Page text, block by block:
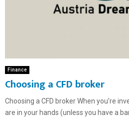
Finance
Choosing a CFD broker
Choosing a CFD broker When you’re
are in your hands (unless you have a